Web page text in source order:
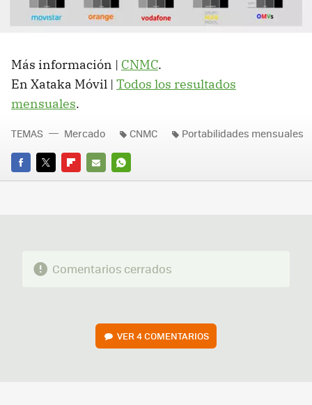
Más información | CNMC.
En Xataka Móvil | Todos los resultados
mensuales.
FACEBOOK
TWITTERFLIPBOARD
E-
WHATSAPP
TEMAS Mercado CNMC Portabilidades mensuales
Comentarios cerrados
VER4 COMENTARIOS